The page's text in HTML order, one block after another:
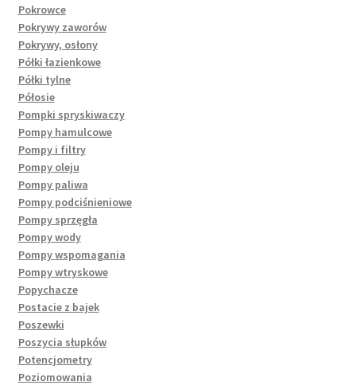
Pokrowce
Pokrywy zaworów
Pokrywy, osłony
Półki łazienkowe
Półki tylne
Półosie
Pompki spryskiwaczy
Pompy hamulcowe
Pompy i filtry
Pompy oleju
Pompy paliwa
Pompy podciśnieniowe
Pompy sprzęgła
Pompy wody
Pompy wspomagania
Pompy wtryskowe
Popychacze
Postacie z bajek
Poszewki
Poszycia słupków
Potencjometry
Poziomowania